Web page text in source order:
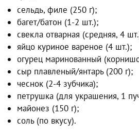
сельдь, филе (250 г);
багет/батон (1-2 шт.);
свекла отварная (средняя, 4
яйцо куриное вареное (4 шт.);
огурец маринованный
сыр плавленый/янтарь (200 г);
чеснок (2-4 зубчика);
петрушка (для украшения, 1
майонез (150 г);
соль (по вкусу).